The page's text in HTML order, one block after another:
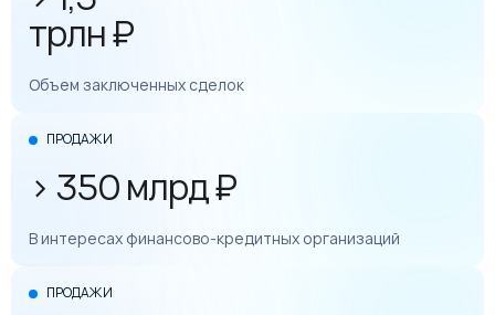
трлн ₽
Объем заключенных сделок
ПРОДАЖИ
> 350 млрд ₽
В интересах финансово-кредитных организаций
ПРОДАЖИ